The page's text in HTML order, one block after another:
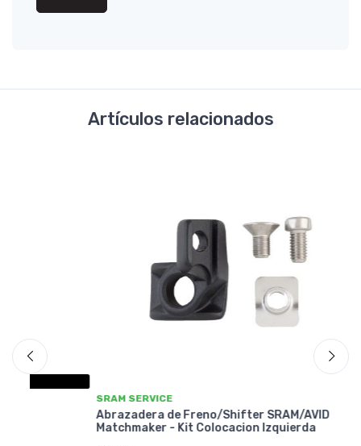
Artículos relacionados
SRAM SERVICE
Abrazadera de Freno/Shifter SRAM/AVID
Matchmaker - Kit Colocacion Izquierda